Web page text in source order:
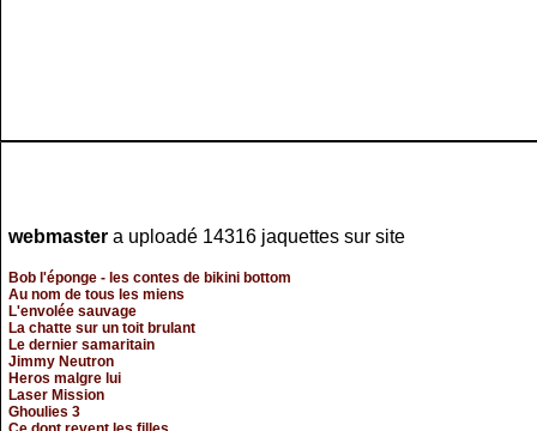
webmaster a uploadé 14316 jaquettes sur site
Bob l'éponge - les contes de bikini bottom
Au nom de tous les miens
L'envolée sauvage
La chatte sur un toit brulant
Le dernier samaritain
Jimmy Neutron
Heros malgre lui
Laser Mission
Ghoulies 3